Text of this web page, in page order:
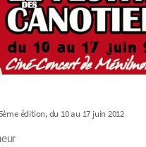
édition, du 10 au 17 juin 2012